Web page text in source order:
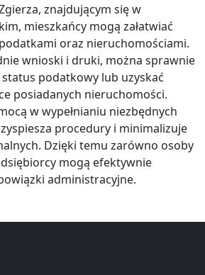
znajdującym się w
mieszkańcy mogą załatwiać
oraz nieruchomościami.
wnioski i druki, można sprawnie
podatkowy lub uzyskać
posiadanych nieruchomości.
w wypełnianiu niezbędnych
procedury i minimalizuje
Dzięki temu zarówno osoby
mogą efektywnie
administracyjne.